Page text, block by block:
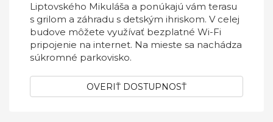
Liptovského Mikuláša a ponúkajú vám terasu
s grilom a záhradu s detským ihriskom. V celej
budove môžete využívať bezplatné Wi-Fi
pripojenie na internet. Na mieste sa nachádza
súkromné parkovisko.
OVERIŤ DOSTUPNOSŤ